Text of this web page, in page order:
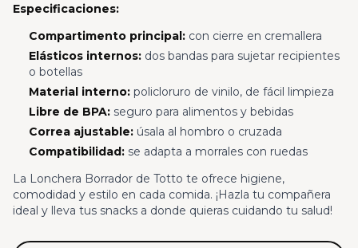
Especificaciones:
Compartimento principal:con cierre en cremallera
Elásticos internos:dos bandas para sujetar recipientes
o botellas
Material interno:policloruro de vinilo, de fácil limpieza
Libre de BPA:seguro para alimentos y bebidas
Correa ajustable:úsala al hombro o cruzada
Compatibilidad:se adapta a morrales con ruedas
La Lonchera Borrador de Totto te ofrece higiene,
comodidad y estilo en cada comida. ¡Hazla tu compañera
ideal y lleva tus snacks a donde quieras cuidando tu salud!